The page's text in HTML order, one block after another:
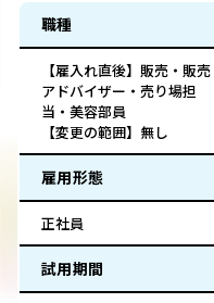
職種
【雇入れ直後】販売・販売
アドバイザー・売り場担
当・美容部員
【変更の範囲】無し
雇用形態
正社員
試用期間